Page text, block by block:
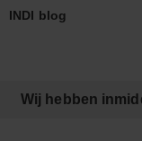
INDI blog
Wij hebben